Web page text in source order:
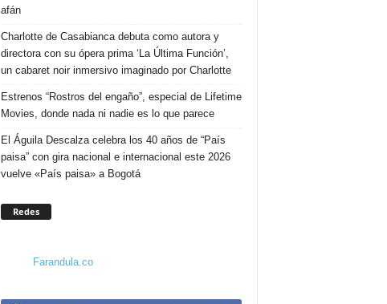
afán
Charlotte de Casabianca debuta como autora y
directora con su ópera prima ‘La Última Función’,
un cabaret noir inmersivo imaginado por Charlotte
Estrenos “Rostros del engaño”, especial de Lifetime
Movies, donde nada ni nadie es lo que parece
El Águila Descalza celebra los 40 años de “País
paisa” con gira nacional e internacional este 2026
vuelve «País paisa» a Bogotá
Redes
Farandula.co